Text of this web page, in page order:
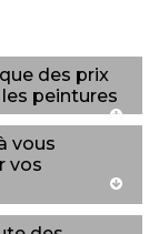
des prix
peintures
vous
vos